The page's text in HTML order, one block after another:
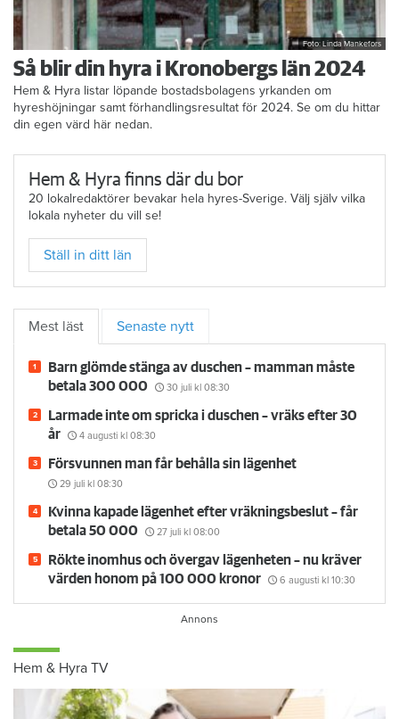
Foto: Linda Mankefors
Så blir din hyra i Kronobergs län 2024
Hem & Hyra listar löpande bostadsbolagens yrkanden om
hyreshöjningar samt förhandlingsresultat för 2024. Se om du hittar
din egen värd här nedan.
Hem & Hyra finns där du bor
20 lokalredaktörer bevakar hela hyres-Sverige. Välj själv vilka
lokala nyheter du vill se!
Ställ in ditt län
Mest läst Senaste nytt
Barn glömde stänga av duschen – mamman måste
betala 300 000
30 juli kl 08:30
Larmade inte om spricka i duschen – vräks efter 30
år
4 augusti kl 08:30
Försvunnen man får behålla sin lägenhet
29 juli kl 08:30
Kvinna kapade lägenhet efter vräkningsbeslut – får
betala 50 000
27 juli kl 08:00
Rökte inomhus och övergav lägenheten – nu kräver
värden honom på 100 000 kronor
6 augusti kl 10:30
Hem & Hyra TV